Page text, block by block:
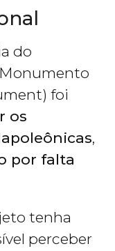
do
foi
os
,
por falta
tenha
perceber